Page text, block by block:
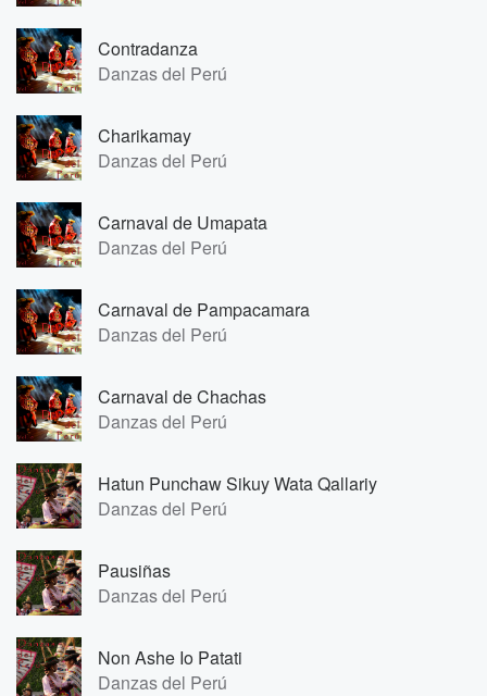
Contradanza
Danzas del Perú
Charikamay
Danzas del Perú
Carnaval de Umapata
Danzas del Perú
Carnaval de Pampacamara
Danzas del Perú
Carnaval de Chachas
Danzas del Perú
Hatun Punchaw Sikuy Wata Qallariy
Danzas del Perú
Pausiñas
Danzas del Perú
Non Ashe Io Patati
Danzas del Perú